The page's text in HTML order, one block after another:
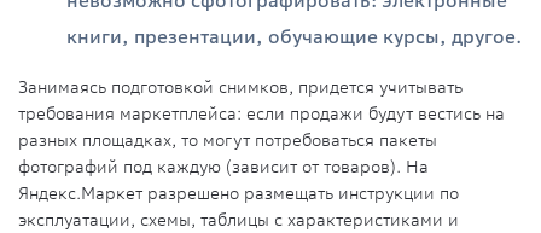
книги, презентации, обучающие курсы, другое.
Занимаясь подготовкой снимков, придется учитывать
требования маркетплейса: если продажи будут вестись на
разных площадках, то могут потребоваться пакеты
фотографий под каждую (зависит от товаров). На
Яндекс.Маркет разрешено размещать инструкции по
эксплуатации, схемы, таблицы с характеристиками и